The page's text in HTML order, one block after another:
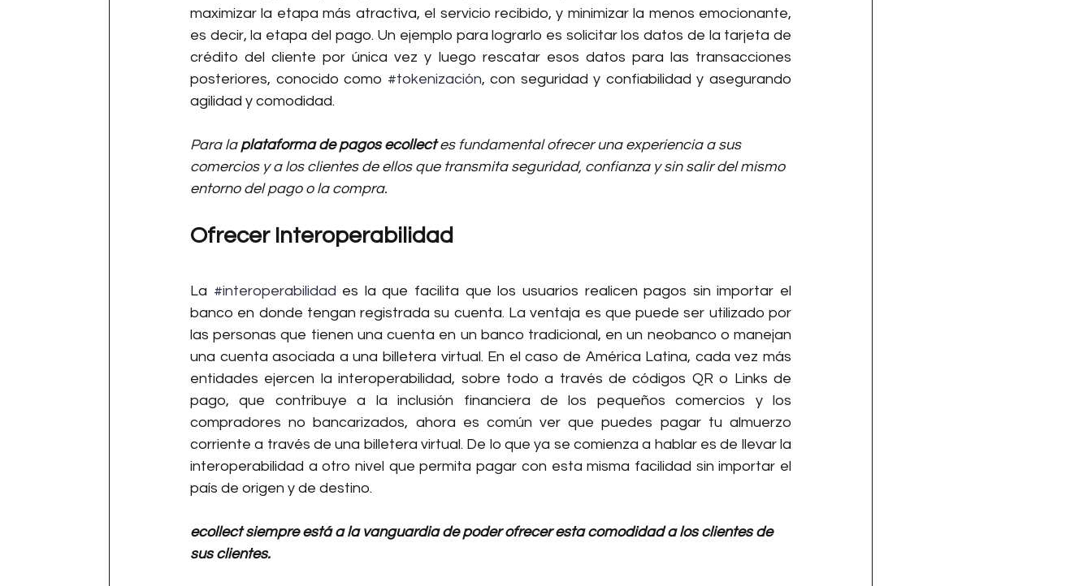
maximizar la etapa más atractiva, el servicio recibido, y minimizar la menos emocionante,
es decir, la etapa del pago. Un ejemplo para lograrlo es solicitar los datos de la tarjeta de
crédito del cliente por única vez y luego rescatar esos datos para las transacciones
posteriores, conocido como #tokenización, con seguridad y confiabilidad y asegurando
agilidad y comodidad.
Para la plataforma de pagos ecollect es fundamental ofrecer una experiencia a sus
comercios y a los clientes de ellos que transmita seguridad, confianza y sin salir del mismo
entorno del pago o la compra.
Ofrecer Interoperabilidad
La #interoperabilidad es la que facilita que los usuarios realicen pagos sin importar el
banco en donde tengan registrada su cuenta. La ventaja es que puede ser utilizado por
las personas que tienen una cuenta en un banco tradicional, en un neobanco o manejan
una cuenta asociada a una billetera virtual. En el caso de América Latina, cada vez más
entidades ejercen la interoperabilidad, sobre todo a través de códigos QR o Links de
pago, que contribuye a la inclusión financiera de los pequeños comercios y los
compradores no bancarizados, ahora es común ver que puedes pagar tu almuerzo
corriente a través de una billetera virtual. De lo que ya se comienza a hablar es de llevar la
interoperabilidad a otro nivel que permita pagar con esta misma facilidad sin importar el
país de origen y de destino.
ecollect siempre está a la vanguardia de poder ofrecer esta comodidad a los clientes de
sus clientes.